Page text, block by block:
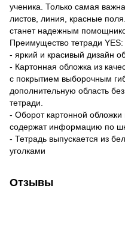
ученика. Только самая
листов, линия, красные
станет надежным
Преимущество тетради YES:
- яркий и красивый дизайн
- Картонная обложка из
с покрытием выборочным
дополнительную область
тетради.
- Оборот картонной
содержат информацию по
- Тетрадь выпускается из
уголками
Отзывы